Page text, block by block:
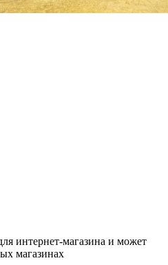
интернет-магазина и может
магазинах